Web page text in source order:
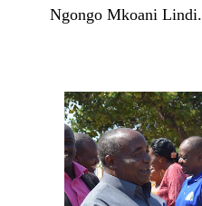
Ngongo Mkoani Lindi.